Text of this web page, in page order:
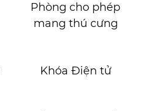
Phòng cho phép
mang thú cưng
Khóa Điện tử